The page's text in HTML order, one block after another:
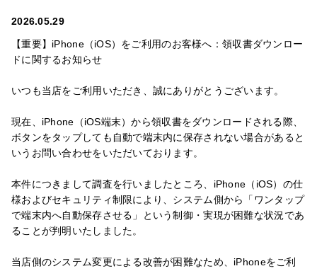
2026.05.29
【重要】iPhone（iOS）をご利用のお客様へ：領収書ダウンロー
ドに関するお知らせ
いつも当店をご利用いただき、誠にありがとうございます。
現在、iPhone（iOS端末）から領収書をダウンロードされる際、
ボタンをタップしても自動で端末内に保存されない場合があると
いうお問い合わせをいただいております。
本件につきまして調査を行いましたところ、iPhone（iOS）の仕
様およびセキュリティ制限により、システム側から「ワンタップ
で端末内へ自動保存させる」という制御・実現が困難な状況であ
ることが判明いたしました。
当店側のシステム変更による改善が困難なため、iPhoneをご利